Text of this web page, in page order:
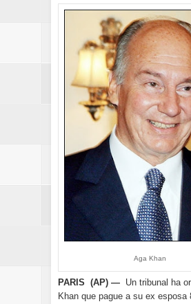
Aga Khan
PARIS (AP) — Un tribunal ha
Khan que pague a su ex esposa